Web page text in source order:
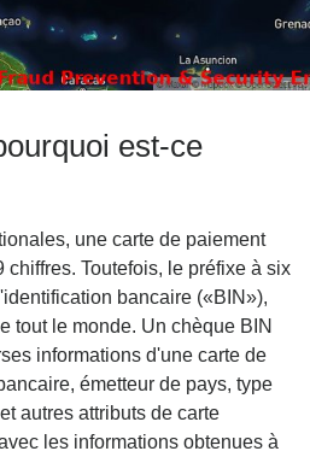
est-ce
une carte de paiement
chiffres. Toutefois, le préfixe à six
bancaire («BIN»),
tout le monde. Un chèque BIN
informations d'une carte de
émetteur de pays, type
autres attributs de carte
les informations obtenues à